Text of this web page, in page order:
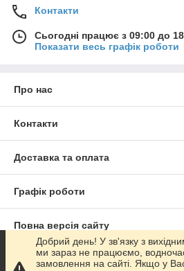
Контакти
Сьогодні працює з 09:00 до
Показати весь графік роботи
Про нас
Контакти
Доставка та оплата
Графік роботи
Повна версія сайту
Сайт створено на маркетплейсі
Добрий день! У зв'язку з
ми зараз не працюємо,
замовлення на сайті. Якщо у